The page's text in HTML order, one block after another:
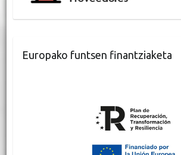
Europako funtsen finantziaketa